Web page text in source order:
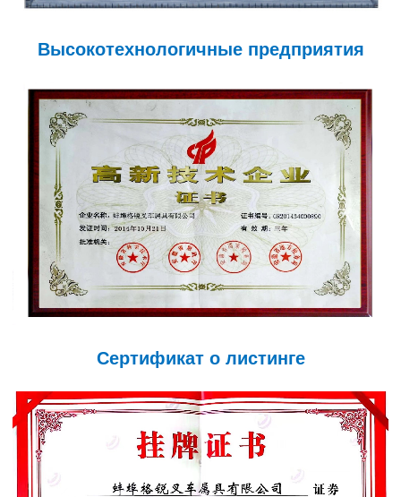
Высокотехнологичные предприятия
Сертификат о листинге